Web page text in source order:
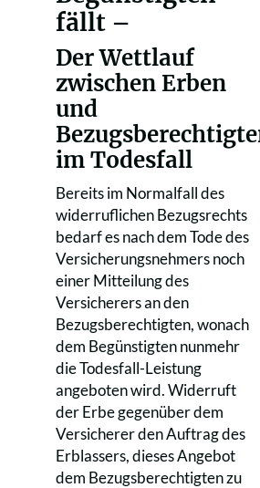
fällt –
Der Wettlauf
zwischen Erben
und
im Todesfall
Bereits im Normalfall des
widerruflichen Bezugsrechts
bedarf es nach dem Tode des
Versicherungsnehmers noch
einer Mitteilung des
Versicherers an den
Bezugsberechtigten, wonach
dem Begünstigten nunmehr
die Todesfall-Leistung
angeboten wird. Widerruft
der Erbe gegenüber dem
Versicherer den Auftrag des
Erblassers, dieses Angebot
dem Bezugsberechtigten zu